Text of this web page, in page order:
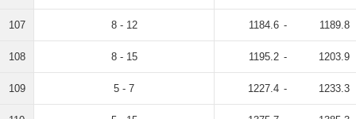
107 8 - 12 1184.6 - 1189.8
108 8 - 15 1195.2 - 1203.9
109 5 - 7 1227.4 - 1233.3